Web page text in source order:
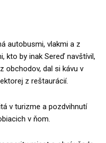
autobusmi, vlakmi a z
kto by inak Sereď navštívil,
obchodov, dal si kávu v
z reštaurácií.
v turizme a pozdvihnutí
v ňom.